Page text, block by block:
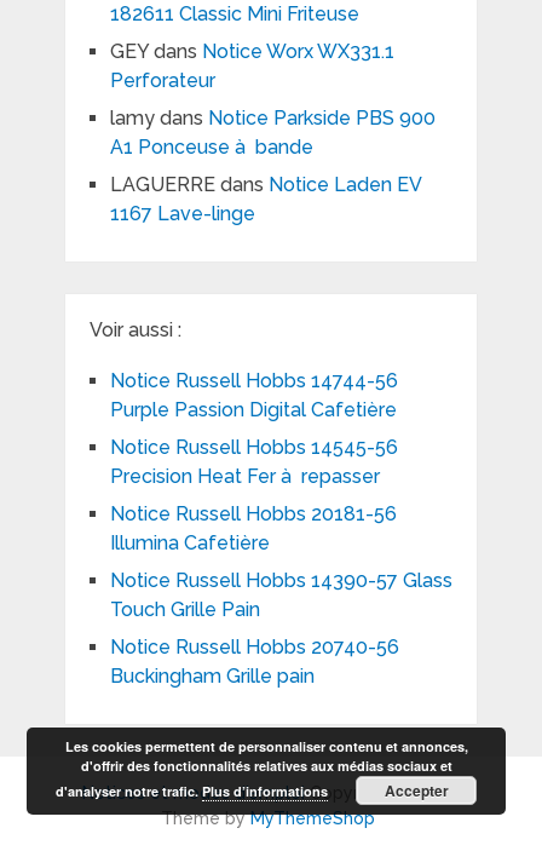
182611 Classic Mini Friteuse
GEYdans Notice Worx WX331.1
Perforateur
lamydans Notice Parkside PBS 900
A1 Ponceuse à bande
LAGUERREdans Notice Laden EV
1167 Lave-linge
Voir aussi :
Notice Russell Hobbs 14744-56
Purple Passion Digital Cafetière
Notice Russell Hobbs 14545-56
Precision Heat Fer à repasser
Notice Russell Hobbs 20181-56
Illumina Cafetière
Notice Russell Hobbs 14390-57 Glass
Touch Grille Pain
Notice Russell Hobbs 20740-56
Buckingham Grille pain
Notices et modes d'emploiCopyright © 2026.
Theme byMyThemeShop
Les cookies permettent de personnaliser contenu et annonces,
d'offrir des fonctionnalités relatives aux médias sociaux et
d'analyser notre trafic.Plus d’informations Accepter